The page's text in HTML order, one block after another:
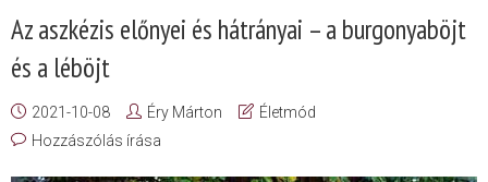
Az aszkézis előnyei és hátrányai – a burgonyaböjt
és a léböjt
2021-10-08 Éry Márton
Életmód
Hozzászólás írása